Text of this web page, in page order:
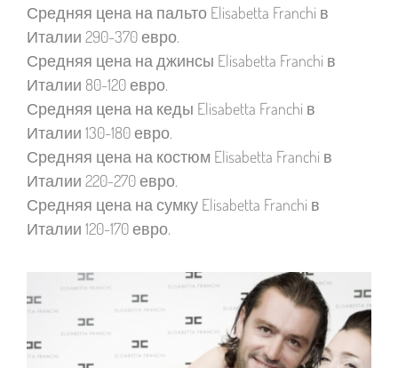
Средняя цена на пальто Elisabetta Franchi в
Италии 290-370 евро.
Средняя цена на джинсы Elisabetta Franchi в
Италии 80-120 евро.
Средняя цена на кеды Elisabetta Franchi в
Италии 130-180 евро.
Средняя цена на костюм Elisabetta Franchi в
Италии 220-270 евро.
Средняя цена на сумку Elisabetta Franchi в
Италии 120-170 евро.